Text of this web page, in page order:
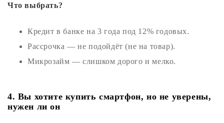
Что выбрать?
Кредит в банке на 3 года под 12% годовых.
Рассрочка — не подойдёт (не на товар).
Микрозайм — слишком дорого и мелко.
4. Вы хотите купить смартфон, но не уверены,
нужен ли он